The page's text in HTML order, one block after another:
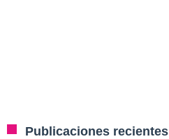
Publicaciones recientes